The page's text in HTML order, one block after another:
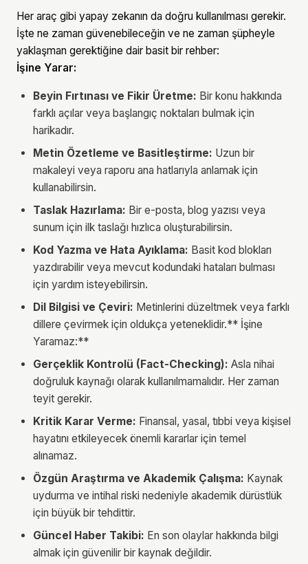
Her araç gibi yapay zekanın da doğru kullanılması gerekir.
İşte ne zaman güvenebileceğin ve ne zaman şüpheyle
yaklaşman gerektiğine dair basit bir rehber:
İşine Yarar:
Beyin Fırtınası ve Fikir Üretme: Bir konu hakkında
farklı açılar veya başlangıç noktaları bulmak için
harikadır.
Metin Özetleme ve Basitleştirme: Uzun bir
makaleyi veya raporu ana hatlarıyla anlamak için
kullanabilirsin.
Taslak Hazırlama: Bir e-posta, blog yazısı veya
sunum için ilk taslağı hızlıca oluşturabilirsin.
Kod Yazma ve Hata Ayıklama: Basit kod blokları
yazdırabilir veya mevcut kodundaki hataları bulması
için yardım isteyebilirsin.
Dil Bilgisi ve Çeviri: Metinlerini düzeltmek veya farklı
dillere çevirmek için oldukça yeteneklidir.** İşine
Yaramaz:**
Gerçeklik Kontrolü (Fact-Checking): Asla nihai
doğruluk kaynağı olarak kullanılmamalıdır. Her zaman
teyit gerekir.
Kritik Karar Verme: Finansal, yasal, tıbbi veya kişisel
hayatını etkileyecek önemli kararlar için temel
alınamaz.
Özgün Araştırma ve Akademik Çalışma: Kaynak
uydurma ve intihal riski nedeniyle akademik dürüstlük
için büyük bir tehdittir.
Güncel Haber Takibi: En son olaylar hakkında bilgi
almak için güvenilir bir kaynak değildir.